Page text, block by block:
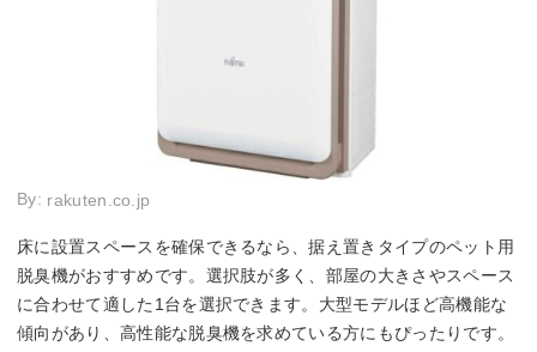
By: rakuten.co.jp
床に設置スペースを確保できるなら、据え置きタイプのペット用
脱臭機がおすすめです。選択肢が多く、部屋の大きさやスペース
に合わせて適した1台を選択できます。大型モデルほど高機能な
傾向があり、高性能な脱臭機を求めている方にもぴったりです。